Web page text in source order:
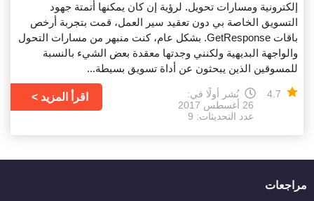
إلكترونية ومسارات تحويل. لرؤية إن كان يمكنها أتمتة جهود
التسويق الخاصة بي دون تعقيد سير العمل، قمت بتجربة أرخص
باقات GetResponse. بشكل عام، كنت منبهر من مسارات التحول
والواجهة البديهية ولكنني وجدتها معقدة بعض الشيء بالنسبة
للمسوقين الذين يبحثون عن أداة تسويق بسيطة...
4.7
نُشر أولًا في:
26 أغسطس 2017
عدد التحديثات: 9
اقرأ المزيد
مراجعات